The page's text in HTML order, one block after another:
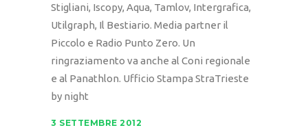
Stigliani, Iscopy, Aqua, Tamlov, Intergrafica,
Utilgraph, Il Bestiario. Media partner il
Piccolo e Radio Punto Zero. Un
ringraziamento va anche al Coni regionale
e al Panathlon. Ufficio Stampa StraTrieste
by night
3 SETTEMBRE 2012